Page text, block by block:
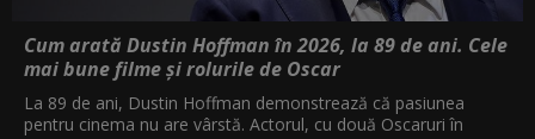
Cum arată Dustin Hoffman în 2026, la 89 de ani. Cele
mai bune filme și rolurile de Oscar
La 89 de ani, Dustin Hoffman demonstrează că pasiunea
pentru cinema nu are vârstă. Actorul, cu două Oscaruri în